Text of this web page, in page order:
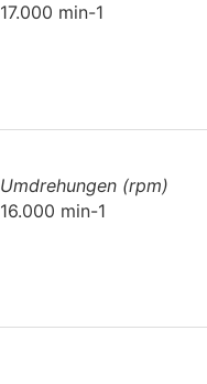
17.000 min-1
Umdrehungen (rpm)
16.000 min-1